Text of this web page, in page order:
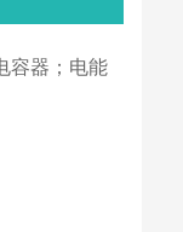
容器；电能